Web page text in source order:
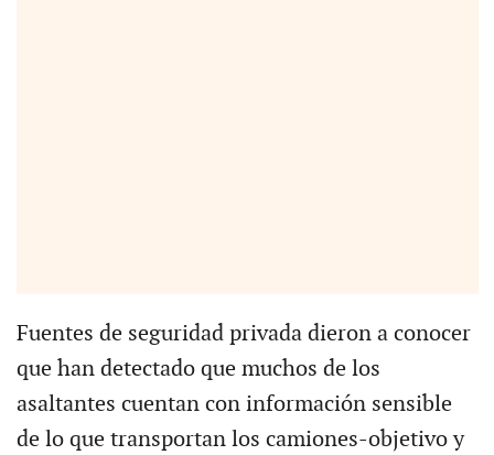
Fuentes de seguridad privada dieron a conocer
que han detectado que muchos de los
asaltantes cuentan con información sensible
de lo que transportan los camiones-objetivo y